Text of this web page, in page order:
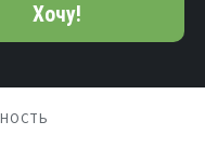
Хочу!